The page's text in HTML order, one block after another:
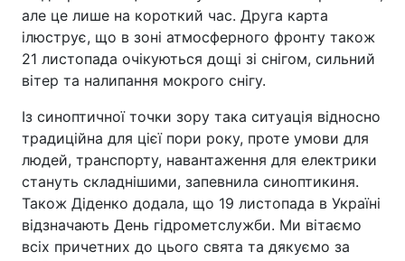
але це лише на короткий час. Друга карта
ілюструє, що в зоні атмосферного фронту також
21 листопада очікуються дощі зі снігом, сильний
вітер та налипання мокрого снігу.
Із синоптичної точки зору така ситуація відносно
традиційна для цієї пори року, проте умови для
людей, транспорту, навантаження для електрики
стануть складнішими, запевнила синоптикиня.
Також Діденко додала, що 19 листопада в Україні
відзначають День гідрометслужби. Ми вітаємо
всіх причетних до цього свята та дякуємо за